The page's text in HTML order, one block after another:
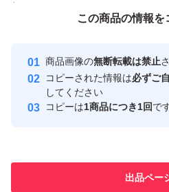
付与しています
安心取引出品者
心
取引実績
で
この商品の情報を
商品画像の無断転載は禁止
コピーされた情報は必ずご
してください
コピーは1商品につき1回で
出品ペー
この商品をみている人にオスス